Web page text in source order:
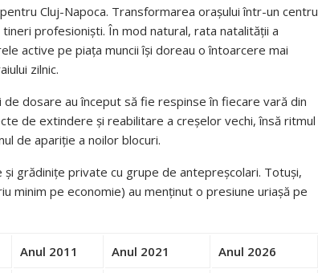
Cluj-Napoca. Transformarea orașului într-un centru
profesioniști. În mod natural, rata natalității a
active pe piața muncii își doreau o întoarcere mai
zilnic.
dosare au început să fie respinse în fiecare vară din
de extindere și reabilitare a creșelor vechi, însă ritmul
de apariție a noilor blocuri.
grădinițe private cu grupe de antepreșcolari. Totuși,
minim pe economie) au menținut o presiune uriașă pe
Anul 2011 Anul 2021 Anul 2026